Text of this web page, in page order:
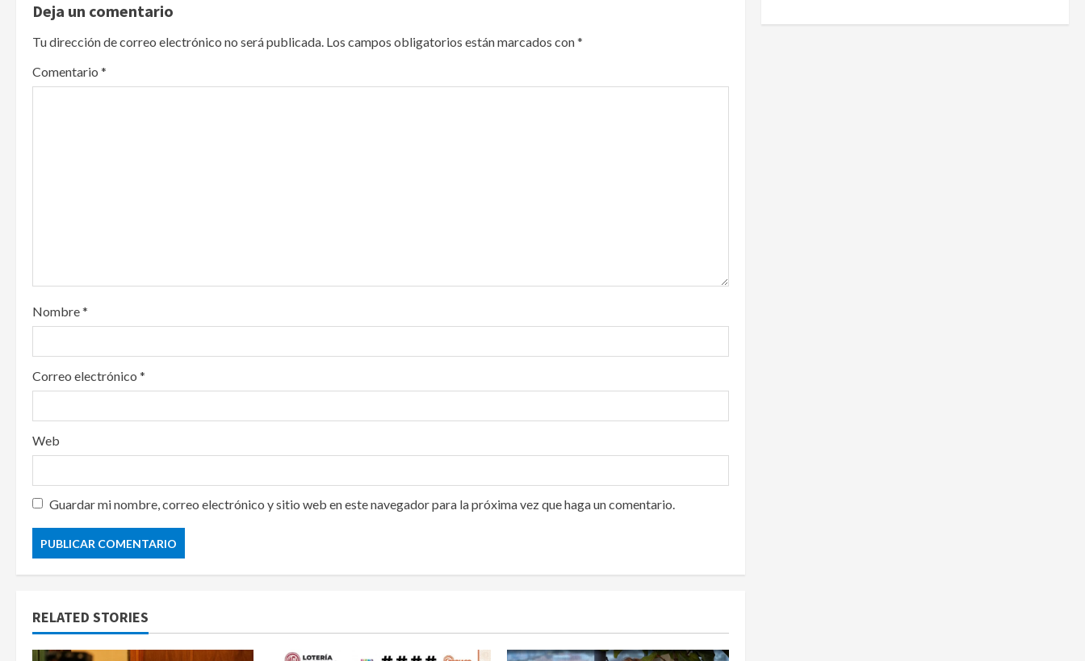
n
a
v
o
n
Deja un comentario
Tu dirección de correo electrónico no será publicada. Los campos obligatorios están marcados con*
Comentario *
Nombre*
Correo electrónico *
Web
Guardar mi nombre, correo electrónico y sitio web en este navegador para la próxima vez que haga un comentario.
RELATED STORIES